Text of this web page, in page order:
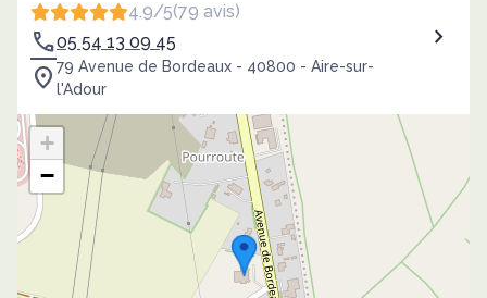
4.9/5(79 avis)
05 54 13 09 45
79 Avenue de Bordeaux - 40800 - Aire-sur-
l'Adour
+
−